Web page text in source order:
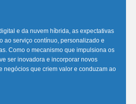
e da nuvem híbrida, as expectativas
ao serviço contínuo, personalizado e
Como o mecanismo que impulsiona os
ser inovadora e incorporar novos
negócios que criem valor e conduzam ao